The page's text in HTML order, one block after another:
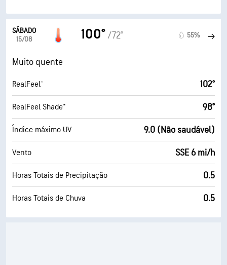
SÁBADO
15/08
100° /72° 55%
Muito quente
RealFeel® 102°
RealFeel Shade™ 98°
Índice máximo UV 9.0 (Não saudável)
Vento SSE 6 mi/h
Horas Totais de Precipitação 0.5
Horas Totais de Chuva 0.5